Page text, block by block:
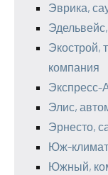
Эврика,
Экострой,
компания
Экспресс-
Элис,
Эрнесто,
Юж-
Южный,